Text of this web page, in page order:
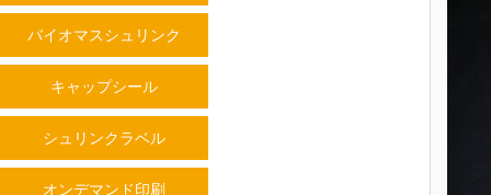
バイオマスシュリンク
キャップシール
シュリンクラベル
オンデマンド印刷